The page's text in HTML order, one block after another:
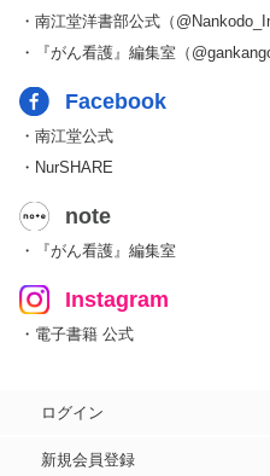
・南江堂洋書部公式（
・『がん看護』編集室（@gankango
Facebook
・南江堂公式
・NurSHARE
note
・『がん看護』編集室
Instagram
・電子書籍 公式
ログイン
新規会員登録